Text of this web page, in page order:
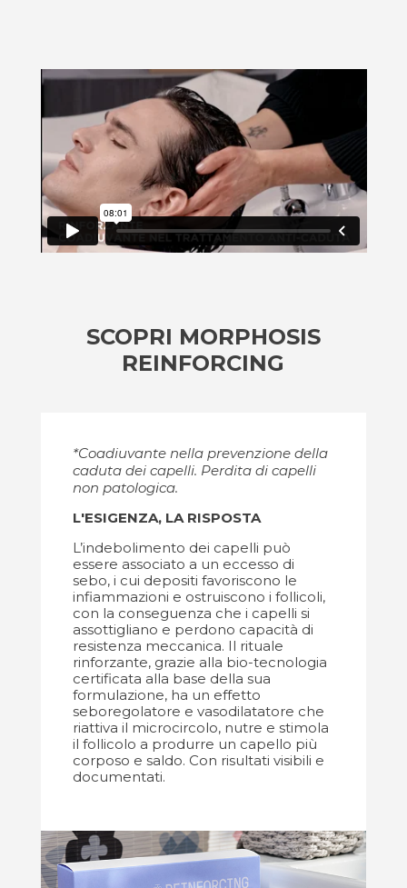
SCOPRI MORPHOSIS
REINFORCING
*Coadiuvante nella prevenzione della
caduta dei capelli. Perdita di capelli
non patologica.
L'ESIGENZA, LA RISPOSTA
L’indebolimento dei capelli può
essere associato a un eccesso di
sebo, i cui depositi favoriscono le
infiammazioni e ostruiscono i follicoli,
con la conseguenza che i capelli si
assottigliano e perdono capacità di
resistenza meccanica. Il rituale
rinforzante, grazie alla bio-tecnologia
certificata alla base della sua
formulazione, ha un effetto
seboregolatore e vasodilatatore che
riattiva il microcircolo, nutre e stimola
il follicolo a produrre un capello più
corposo e saldo. Con risultati visibili e
documentati.